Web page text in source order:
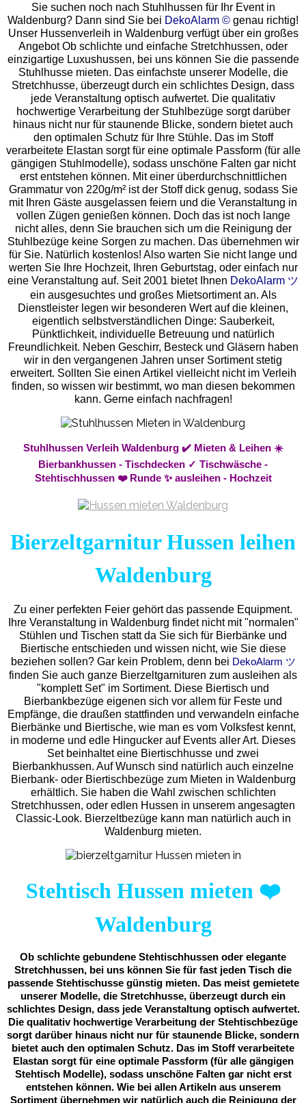
Sie suchen noch nach Stuhlhussen für Ihr Event in
Waldenburg? Dann sind Sie bei DekoAlarm © genau richtig!
Unser Hussenverleih in Waldenburg verfügt über ein großes
Angebot Ob schlichte und einfache Stretchhussen, oder
einzigartige Luxushussen, bei uns können Sie die passende
Stuhlhusse mieten. Das einfachste unserer Modelle, die
Stretchhusse, überzeugt durch ein schlichtes Design, dass
jede Veranstaltung optisch aufwertet. Die qualitativ
hochwertige Verarbeitung der Stuhlbezüge sorgt darüber
hinaus nicht nur für staunende Blicke, sondern bietet auch
den optimalen Schutz für Ihre Stühle. Das im Stoff
verarbeitete Elastan sorgt für eine optimale Passform (für alle
gängigen Stuhlmodelle), sodass unschöne Falten gar nicht
erst entstehen können. Mit einer überdurchschnittlichen
Grammatur von 220g/m² ist der Stoff dick genug, sodass Sie
mit Ihren Gäste ausgelassen feiern und die Veranstaltung in
vollen Zügen genießen können. Doch das ist noch lange
nicht alles, denn Sie brauchen sich um die Reinigung der
Stuhlbezüge keine Sorgen zu machen. Das übernehmen wir
für Sie. Natürlich kostenlos! Also warten Sie nicht lange und
werten Sie Ihre Hochzeit, Ihren Geburtstag, oder einfach nur
eine Veranstaltung auf. Seit 2001 bietet Ihnen DekoAlarm ツ
ein ausgesuchtes und großes Mietsortiment an. Als
Dienstleister legen wir besonderen Wert auf die kleinen,
eigentlich selbstverständlichen Dinge: Sauberkeit,
Pünktlichkeit, individuelle Betreuung und natürlich
Freundlichkeit. Neben Geschirr, Besteck und Gläsern haben
wir in den vergangenen Jahren unser Sortiment stetig
erweitert. Sollten Sie einen Artikel vielleicht nicht im Verleih
finden, so wissen wir bestimmt, wo man diesen bekommen
kann. Gerne einfach nachfragen!
Stuhlhussen Verleih Waldenburg ✔️ Mieten & Leihen ☀️
Bierbankhussen - Tischdecken ✓ Tischwäsche -
Stehtischhussen ❤️ Runde ✨ ausleihen - Hochzeit
Bierzeltgarnitur Hussen leihen
Waldenburg
Zu einer perfekten Feier gehört das passende Equipment.
Ihre Veranstaltung in Waldenburg findet nicht mit "normalen"
Stühlen und Tischen statt da Sie sich für Bierbänke und
Biertische entschieden und wissen nicht, wie Sie diese
beziehen sollen? Gar kein Problem, denn bei DekoAlarm ツ
finden Sie auch ganze Bierzeltgarnituren zum ausleihen als
"komplett Set" im Sortiment. Diese Biertisch und
Bierbankbezüge eigenen sich vor allem für Feste und
Empfänge, die draußen stattfinden und verwandeln einfache
Bierbänke und Biertische, wie man es vom Volksfest kennt,
in moderne und edle Hingucker auf Events aller Art. Dieses
Set beinhaltet eine Biertischhusse und zwei
Bierbankhussen. Auf Wunsch sind natürlich auch einzelne
Bierbank- oder Biertischbezüge zum Mieten in Waldenburg
erhältlich. Sie haben die Wahl zwischen schlichten
Stretchhussen, oder edlen Hussen in unserem angesagten
Classic-Look. Bierzeltbezüge kann man natürlich auch in
Waldenburg mieten.
Stehtisch Hussen mieten ❤️
Waldenburg
Ob schlichte gebundene Stehtischhussen oder elegante
Stretchhussen, bei uns können Sie für fast jeden Tisch die
passende Stehtischusse günstig mieten. Das meist gemietete
unserer Modelle, die Stretchhusse, überzeugt durch ein
schlichtes Design, dass jede Veranstaltung optisch aufwertet.
Die qualitativ hochwertige Verarbeitung der Stehtischbezüge
sorgt darüber hinaus nicht nur für staunende Blicke, sondern
bietet auch den optimalen Schutz. Das im Stoff verarbeitete
Elastan sorgt für eine optimale Passform (für alle gängigen
Stehtisch Modelle), sodass unschöne Falten gar nicht erst
entstehen können. Wie bei allen Artikeln aus unserem
Sortiment übernehmen wir natürlich auch die Reinigung der